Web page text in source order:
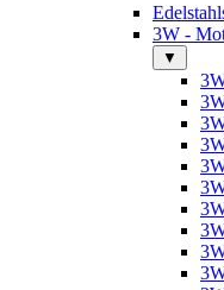
3W -
▼